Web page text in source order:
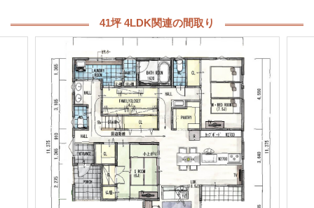
41坪 4LDK関連の間取り